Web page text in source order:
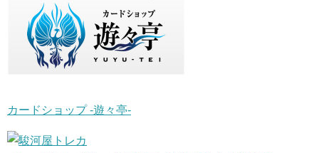
カードショップ -遊々亭-